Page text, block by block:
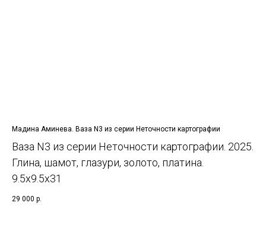
Мадина Аминева. Ваза N3 из серии Неточности картографии
Ваза N3 из серии Неточности картографии. 2025.
Глина, шамот, глазури, золото, платина.
9.5х9.5х31
29 000 р.